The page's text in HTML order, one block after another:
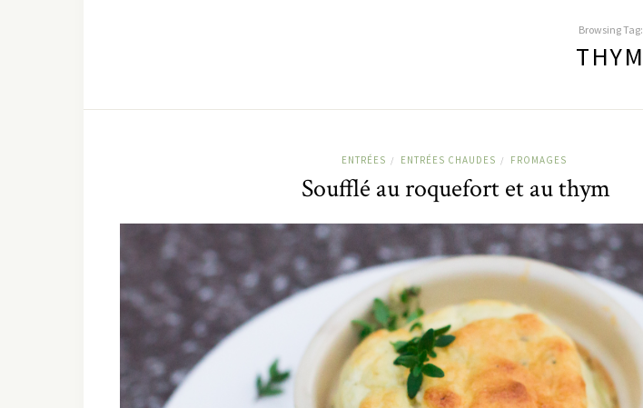
Browsing Tag:
THYM
ENTRÉES / ENTRÉES CHAUDES / FROMAGES
Soufflé au roquefort et au thym